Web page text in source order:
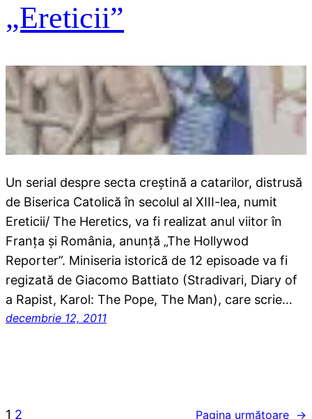
„Ereticii”
Un serial despre secta creştină a catarilor, distrusă
de Biserica Catolică în secolul al XIII-lea, numit
Ereticii/ The Heretics, va fi realizat anul viitor în
Franţa şi România, anunţă „The Hollywod
Reporter”. Miniseria istorică de 12 episoade va fi
regizată de Giacomo Battiato (Stradivari, Diary of
a Rapist, Karol: The Pope, The Man), care scrie…
decembrie 12, 2011
1 2 Pagina următoare →